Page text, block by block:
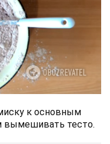
к основным
вымешивать тесто.